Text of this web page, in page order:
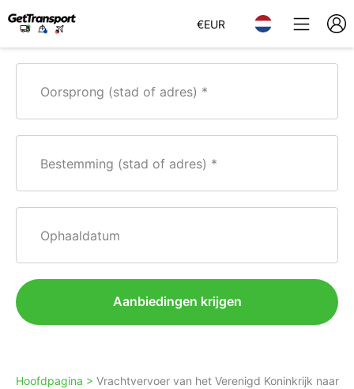
€EUR
Oorsprong (stad of adres)
Bestemming (stad of adres)
Ophaaldatum
Aanbiedingen krijgen
Hoofdpagina > Vrachtvervoer van het Verenigd Koninkrijk naar